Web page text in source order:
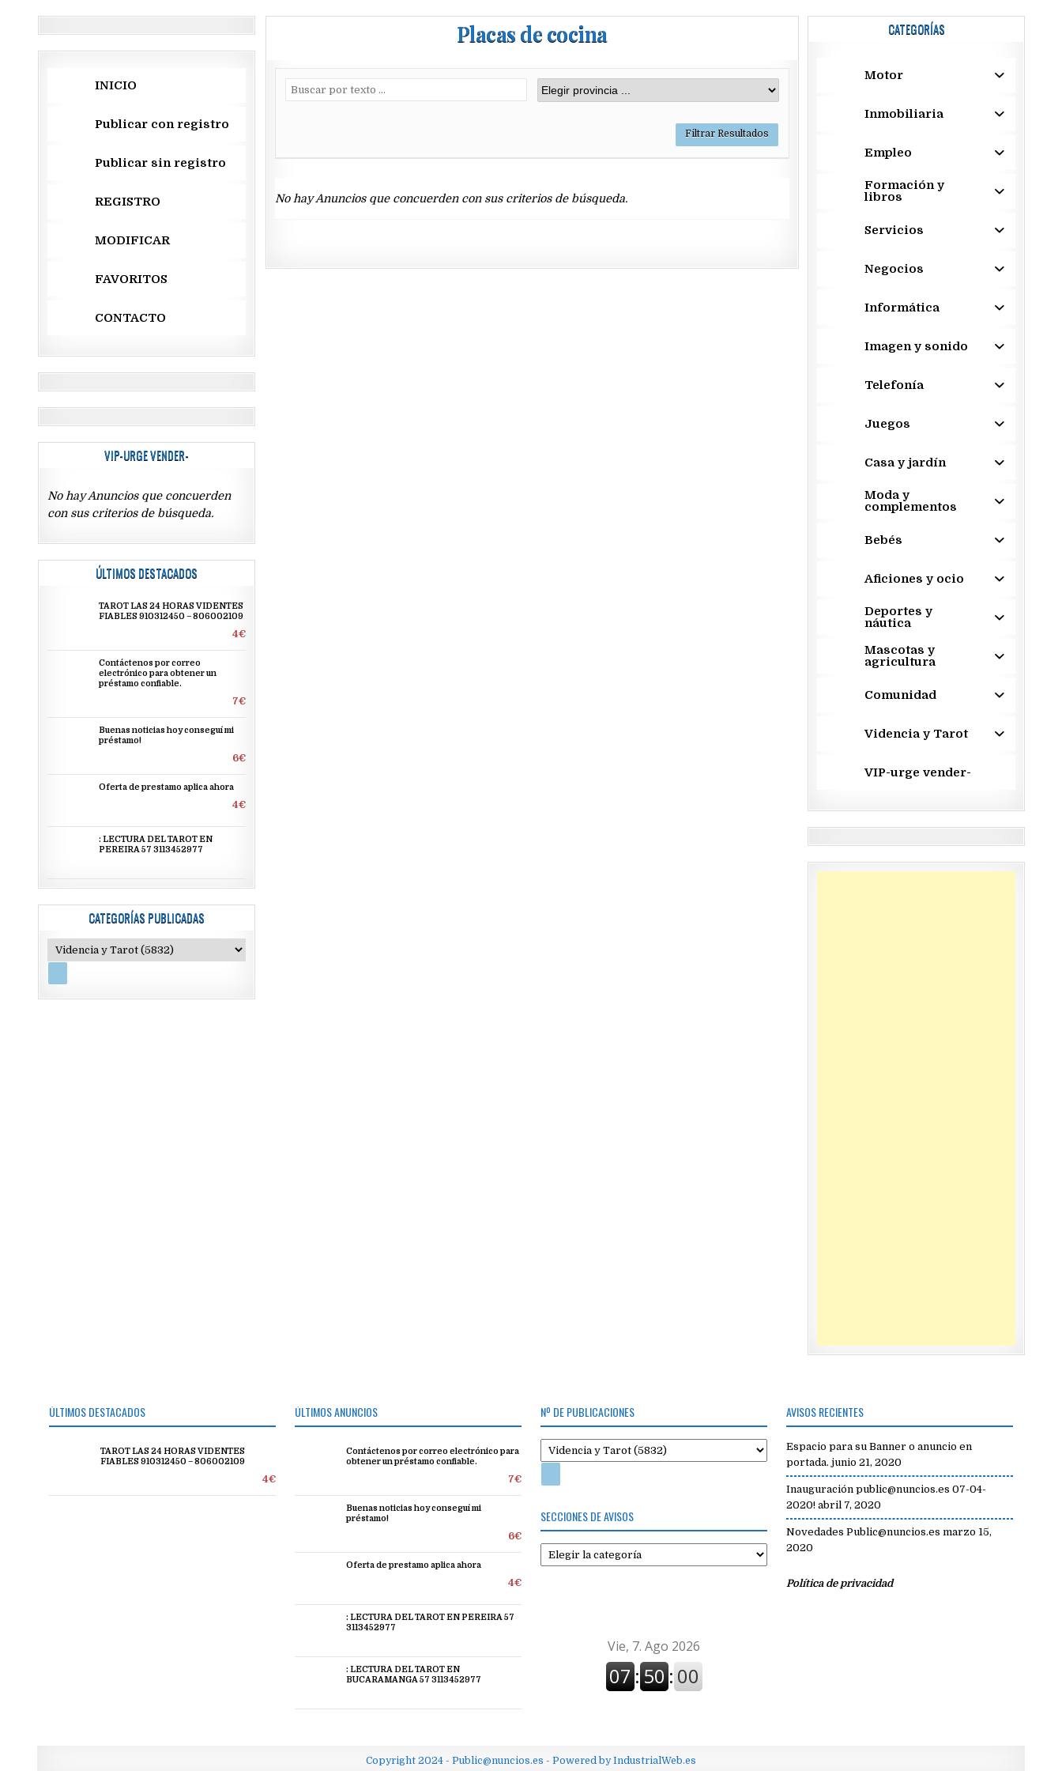
Placas de cocina
No hay Anuncios que concuerden con sus criterios de búsqueda.
INICIO
Publicar con registro
Publicar sin registro
REGISTRO
MODIFICAR
FAVORITOS
CONTACTO
VIP-URGE VENDER-
No hay Anuncios que concuerden
con sus criterios de búsqueda.
ÚLTIMOS DESTACADOS
TAROT LAS 24 HORAS VIDENTES
FIABLES 910312450 – 806002109
4€
Contáctenos por correo
electrónico para obtener un
préstamo confiable.
7€
Buenas noticias hoy conseguí mi
préstamo!
6€
Oferta de prestamo aplica ahora
4€
: LECTURA DEL TAROT EN
PEREIRA 57 3113452977
CATEGORÍAS PUBLICADAS
CATEGORÍAS
Motor
Inmobiliaria
Empleo
Formación y
libros
Servicios
Negocios
Informática
Imagen y sonido
Telefonía
Juegos
Casa y jardín
Moda y
complementos
Bebés
Aficiones y ocio
Deportes y
náutica
Mascotas y
agricultura
Comunidad
Videncia y Tarot
VIP-urge vender-
ÚLTIMOS DESTACADOS
TAROT LAS 24 HORAS VIDENTES
FIABLES 910312450 – 806002109
4€
ÚLTIMOS ANUNCIOS
Contáctenos por correo electrónico para
obtener un préstamo confiable.
7€
Buenas noticias hoy conseguí mi
préstamo!
6€
Oferta de prestamo aplica ahora
4€
: LECTURA DEL TAROT EN PEREIRA 57
3113452977
: LECTURA DEL TAROT EN
BUCARAMANGA 57 3113452977
Nº DE PUBLICACIONES
SECCIONES DE AVISOS
Secciones
de
AVISOS RECIENTES
Espacio para su Banner o anuncio en
portada. junio 21, 2020
Inauguración public@nuncios.es 07-04-
2020! abril 7, 2020
Novedades Public@nuncios.es marzo 15,
2020
Política de privacidad
Copyright 2024 - Public@nuncios.es - Powered by IndustrialWeb.es